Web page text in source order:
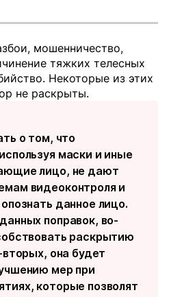
мошенничество,
тяжких телесных
Некоторые из этих
не раскрыты.
о том, что
маски и иные
лицо, не дают
видеоконтроля и
данное лицо.
поправок, во-
раскрытию
она будет
мер при
которые позволят